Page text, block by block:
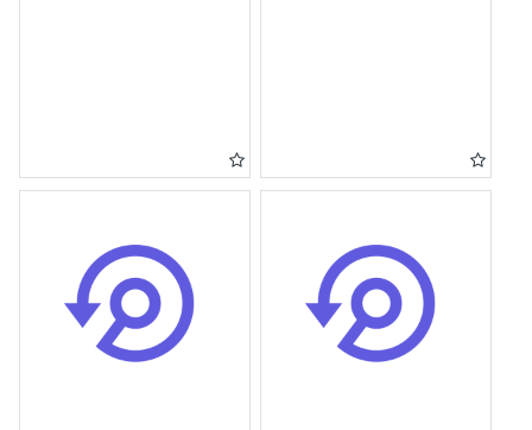
Raczyński! Schen
Bibliothek).